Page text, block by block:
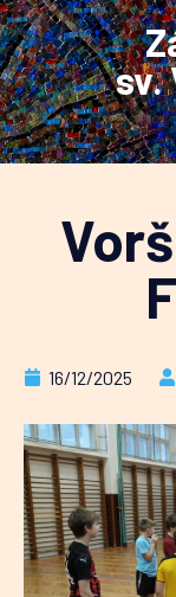
sv.
16/12/2025